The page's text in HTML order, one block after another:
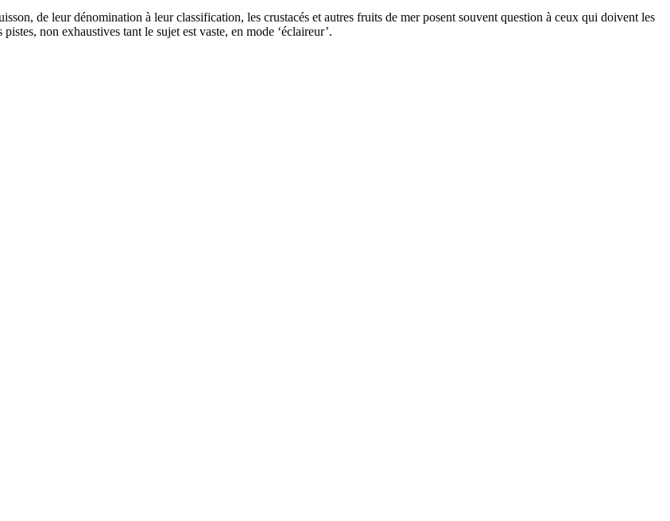
de leur dénomination à leur classification, les crustacés et autres fruits de mer posent souvent question à ceux qui doivent les
non exhaustives tant le sujet est vaste, en mode ‘éclaireur’.